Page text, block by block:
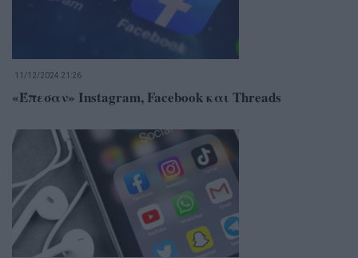
11/12/2024 21:26
«Έπεσαν» Instagram, Facebook και Threads